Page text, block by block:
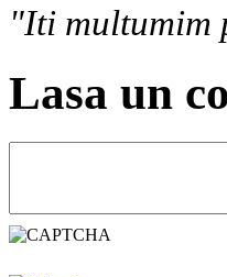
"Iti multumim
Lasa un